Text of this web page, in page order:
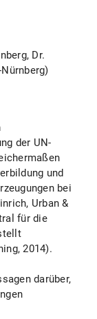
Dr.
der UN-
und
bei
Urban &
für die
2014).
darüber,